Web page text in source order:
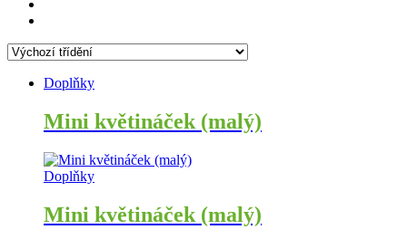
Doplňky
Mini květináček (malý)
Doplňky
Mini květináček (malý)